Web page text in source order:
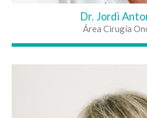
Dr. Jordi
Área Cirugía